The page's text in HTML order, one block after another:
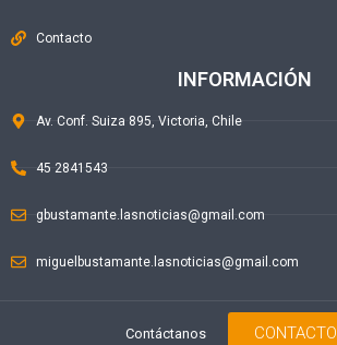
Contacto
INFORMACIÓN
Av. Conf. Suiza 895, Victoria, Chile
45 2841543
gbustamante.lasnoticias@gmail.com
miguelbustamante.lasnoticias@gmail.com
Contáctanos CONTACTO